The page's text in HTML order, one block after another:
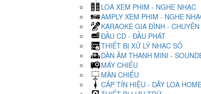
LOA XEM PHIM - NGHE NHẠC
AMPLY XEM PHIM - NGHE
KARAOKE GIA ĐÌNH -
ĐẦU CD - ĐẦU PHÁT
THIẾT BỊ XỬ LÝ NHẠC SỐ
DÀN ÂM THANH MINI -
MÁY CHIẾU
MÀN CHIẾU
CÁP TÍN HIỆU - DÂY LOA